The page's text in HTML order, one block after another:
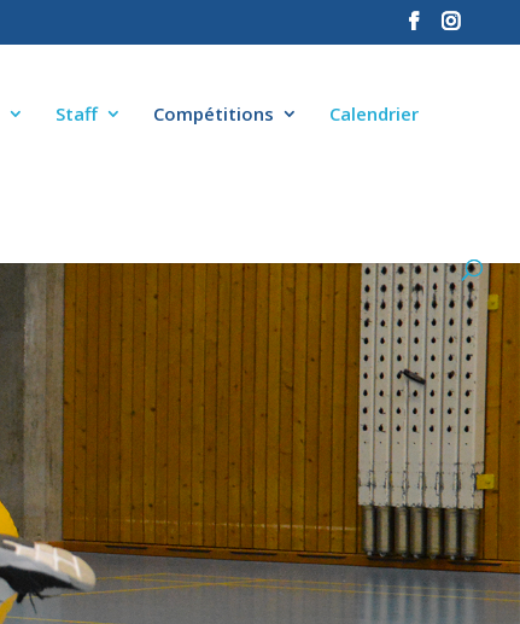
Staff Compétitions Calendrier